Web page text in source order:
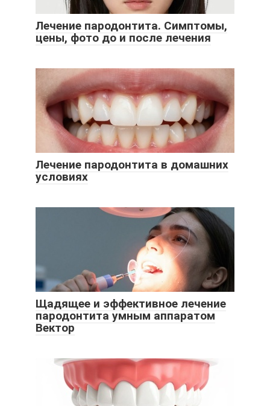
Лечение пародонтита. Симптомы,
цены, фото до и после лечения
Лечение пародонтита в домашних
условиях
Щадящее и эффективное лечение
пародонтита умным аппаратом
Вектор